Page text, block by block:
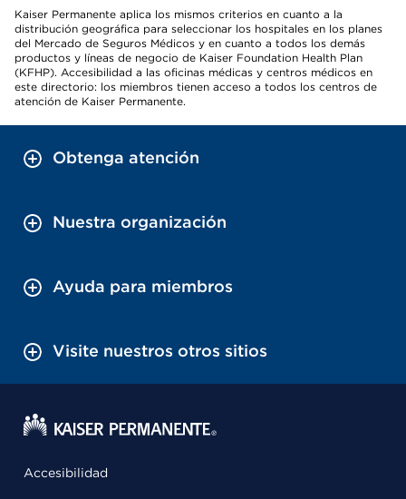
Kaiser Permanente aplica los mismos criterios en cuanto a la
distribución geográfica para seleccionar los hospitales en los planes
del Mercado de Seguros Médicos y en cuanto a todos los demás
productos y líneas de negocio de Kaiser Foundation Health Plan
(KFHP). Accesibilidad a las oficinas médicas y centros médicos en
este directorio: los miembros tienen acceso a todos los centros de
atención de Kaiser Permanente.
Obtenga atención
Nuestra organización
Ayuda para miembros
Visite nuestros otros sitios
Accesibilidad